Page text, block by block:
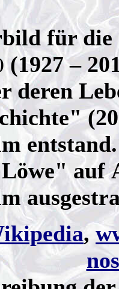
für
(1927 –
deren
auf
,